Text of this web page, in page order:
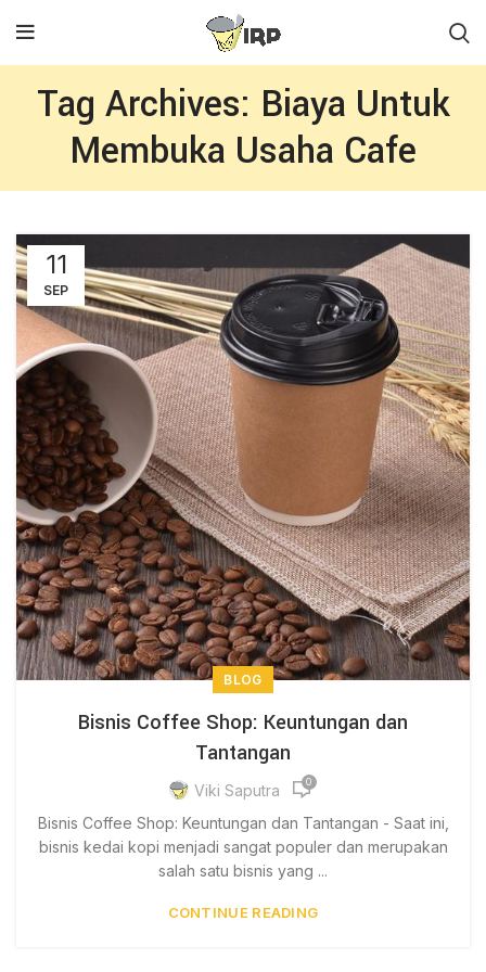
Tag Archives: Biaya Untuk
Membuka Usaha Cafe
11
SEP
BLOG
Bisnis Coffee Shop: Keuntungan dan
Tantangan
Viki Saputra 0
Bisnis Coffee Shop: Keuntungan dan Tantangan - Saat ini,
bisnis kedai kopi menjadi sangat populer dan merupakan
salah satu bisnis yang ...
CONTINUE READING